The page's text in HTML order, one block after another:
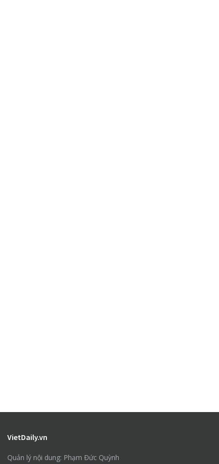
VietDaily.vn
Quản lý nội dung: Phạm Đức Quỳnh